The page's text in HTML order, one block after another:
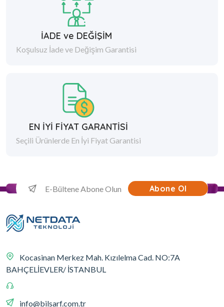
İADE ve DEĞİŞİM
Koşulsuz İade ve Değişim Garantisi
EN İYİ FİYAT GARANTİSİ
Seçili Ürünlerde En İyi Fiyat Garantisi
Abone Ol
Kocasinan Merkez Mah. Kızılelma Cad. NO:7A
BAHÇELİEVLER/ İSTANBUL
info@bilsarf.com.tr